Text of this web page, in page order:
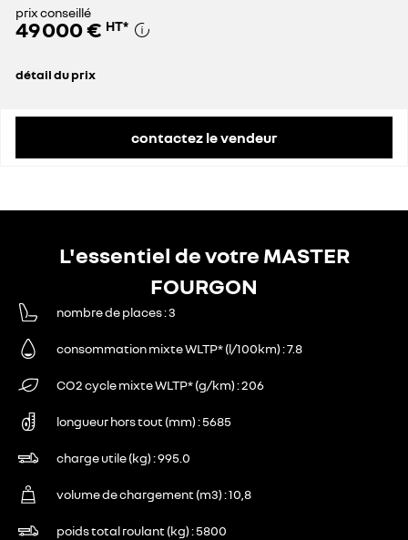
prix conseillé
49 000 € HT*
détail du prix
contactez le vendeur
L'essentiel de votre MASTER
FOURGON
nombre de places 3
consommation mixte WLTP* (l/100km) 7.8
CO2 cycle mixte WLTP* (g/km) 206
longueur hors tout (mm) 5685
charge utile (kg) 995.0
volume de chargement (m3) 10,8
poids total roulant (kg) 5800